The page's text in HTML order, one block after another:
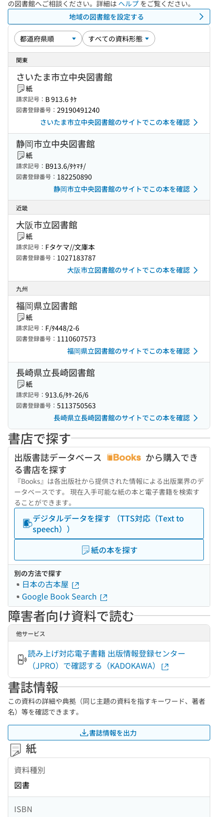
の図書館へご相談ください。詳細は ヘルプ をご覧ください。
地域の図書館を設定する
関東
さいたま市立中央図書館
紙
請求記号： B 913.6 ﾀｹ
図書登録番号： 29190491240
さいたま市立中央図書館のサイトでこの本を確認
静岡市立中央図書館
紙
請求記号： B913.6/ﾀｹﾏﾁ/
図書登録番号： 182250890
静岡市立中央図書館のサイトでこの本を確認
近畿
大阪市立図書館
紙
請求記号： Fタケマ//文庫本
図書登録番号： 1027183787
大阪市立図書館のサイトでこの本を確認
九州
福岡県立図書館
紙
請求記号： F/ﾀ448/2-6
図書登録番号： 1110607573
福岡県立図書館のサイトでこの本を確認
長崎県立長崎図書館
紙
請求記号： 913.6/ﾀｹ-26/6
図書登録番号： 5113750563
長崎県立長崎図書館のサイトでこの本を確認
書店で探す
出版書誌データベース
から購入でき
る書店を探す
『Books』は各出版社から提供された情報による出版業界のデ
ータベースです。 現在入手可能な紙の本と電子書籍を検索す
ることができます。
デジタルデータを探す （TTS対応（Text to
speech））
紙の本を探す
別の方法で探す
日本の古本屋
Google Book Search
障害者向け資料で読む
他サービス
読み上げ対応電子書籍 出版情報登録センター
（JPRO）で確認する（KADOKAWA）
書誌情報
この資料の詳細や典拠（同じ主題の資料を指すキーワード、著者
名）等を確認できます。
書誌情報を出力
紙
資料種別
図書
ISBN